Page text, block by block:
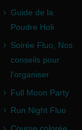
Guide de la
Poudre Holi
Soirée Fluo, Nos
conseils pour
l'organiser
Full Moon Party
Run Night Fluo
Course colorée